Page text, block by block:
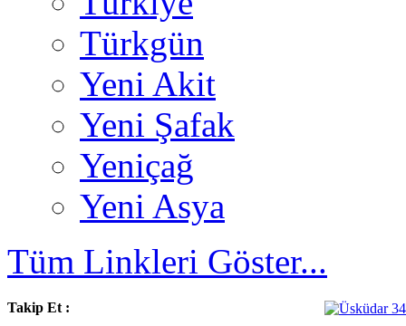
Türkgün
Yeni Akit
Yeni Şafak
Yeniçağ
Yeni Asya
Tüm Linkleri Göster...
Takip Et :